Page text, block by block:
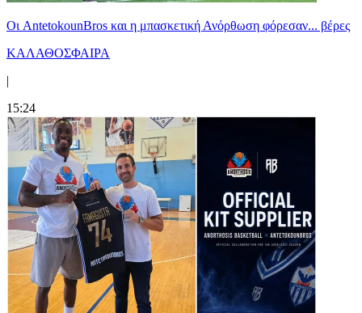
Oι AntetokounBros και η μπασκετική Ανόρθωση φόρεσαν... βέρες
ΚΑΛΑΘΟΣΦΑΙΡΑ
|
15:24